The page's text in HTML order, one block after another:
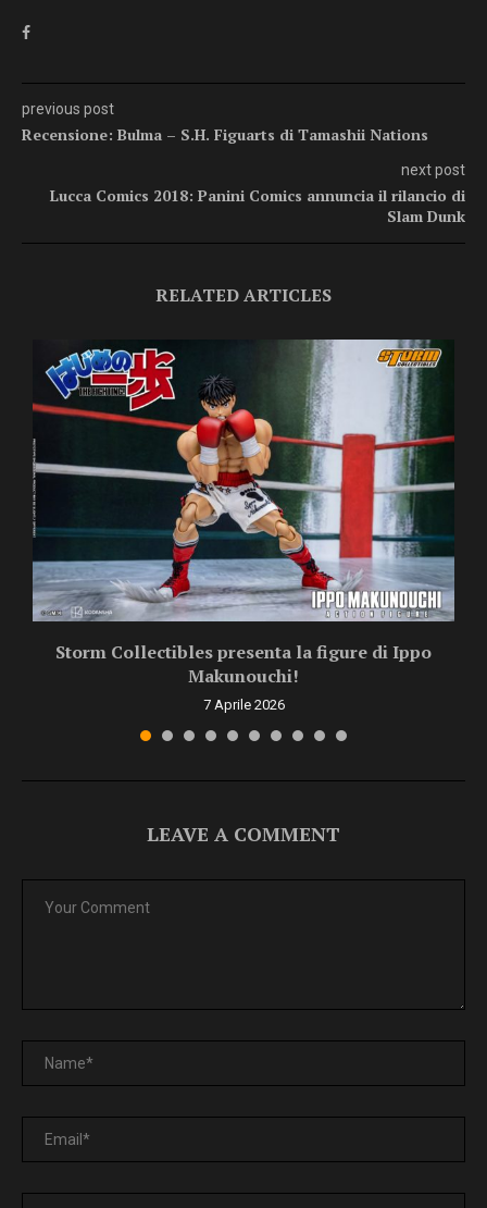
previous post
Recensione: Bulma – S.H. Figuarts di Tamashii Nations
next post
Lucca Comics 2018: Panini Comics annuncia il rilancio di
Slam Dunk
RELATED ARTICLES
Storm Collectibles presenta la figure di Ippo
Makunouchi!
7 Aprile 2026
LEAVE A COMMENT